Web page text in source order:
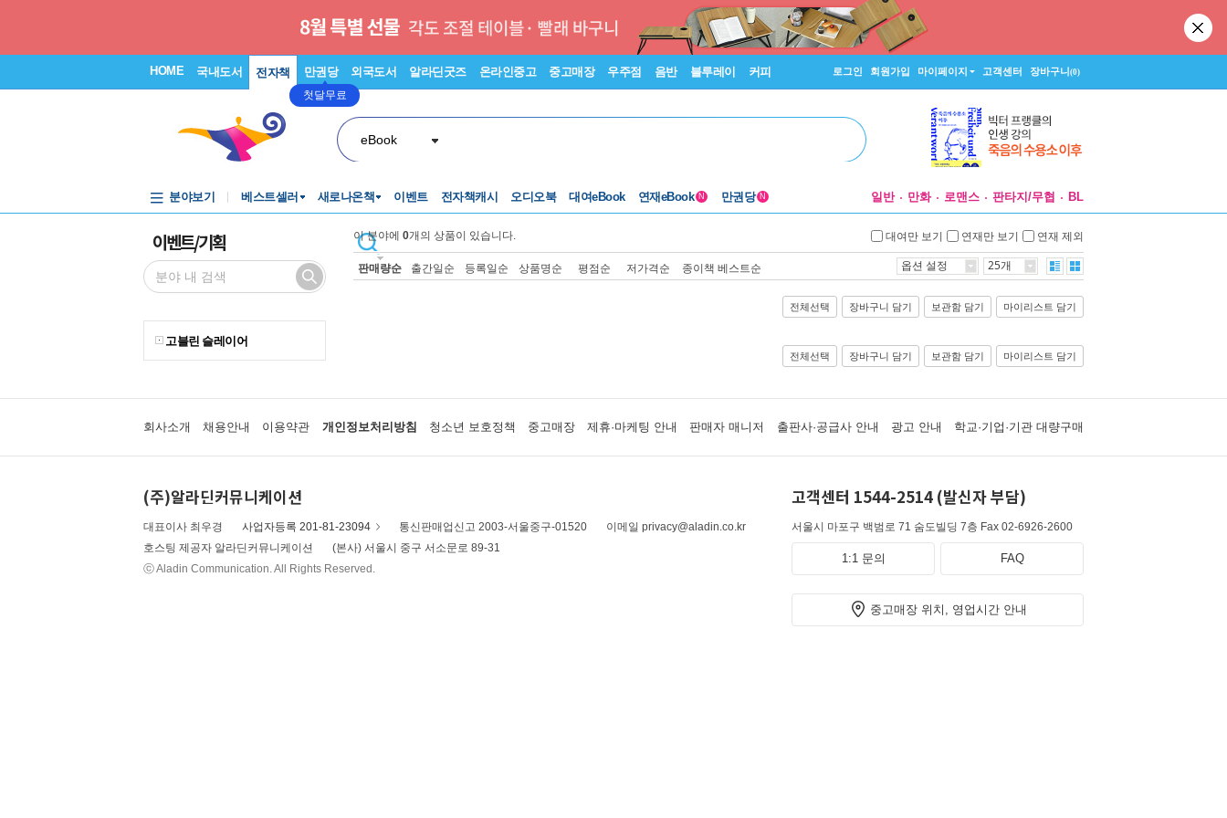
HOME 국내도서 전자책 만권당
첫달무료
외국도서 알라딘굿즈 온라인중고 중고매장 우주점 음반 블루레이 커피 로그인 회원가입 마이페이지 고객센터 장바구니(0)
eBook
분야보기 베스트셀러 새로나온책 이벤트 전자책캐시 오디오북 대여eBook 연재eBook N 만권당 N 일반 만화 로맨스 판타지/무협 BL
이벤트/기획
고블린 슬레이어
이 분야에 0개의 상품이 있습니다. 대여만 보기 연재만 보기 연재 제외
판매량순 출간일순 등록일순 상품명순 평점순 저가격순 종이책 베스트순 옵션 설정 25개
전체선택 장바구니 담기 보관함 담기 마이리스트 담기
전체선택 장바구니 담기 보관함 담기 마이리스트 담기
회사소개 채용안내 이용약관 개인정보처리방침 청소년 보호정책 중고매장 제휴·마케팅 안내 판매자 매니저 출판사·공급사 안내 광고 안내 학교·기업·기관 대량구매
(주)알라딘커뮤니케이션
대표이사 최우경 사업자등록 201-81-23094 통신판매업신고 2003-서울중구-01520
이메일 privacy@aladin.co.kr
호스팅 제공자 알라딘커뮤니케이션
(본사) 서울시 중구 서소문로 89-31
ⓒ Aladin Communication. All Rights Reserved.
고객센터 1544-2514 (발신자 부담)
서울시 마포구 백범로 71 숨도빌딩 7층 Fax 02-6926-2600
1:1 문의 FAQ
중고매장 위치, 영업시간 안내